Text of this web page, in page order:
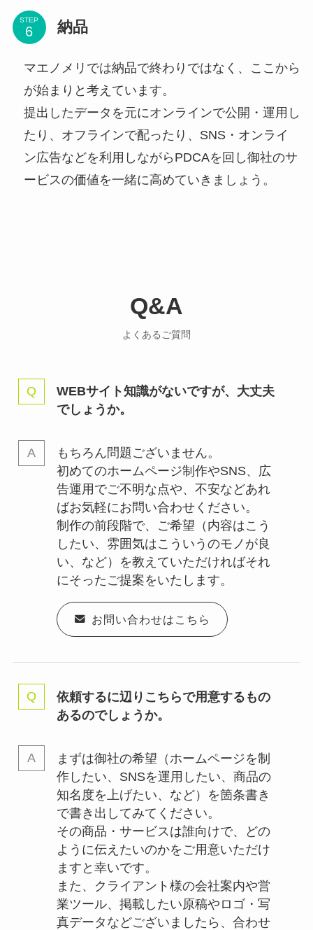
STEP 納品
マエノメリでは納品で終わりではなく、ここから
が始まりと考えています。
提出したデータを元にオンラインで公開・運用し
たり、オフラインで配ったり、SNS・オンライ
ン広告などを利用しながらPDCAを回し御社のサ
ービスの価値を一緒に高めていきましょう。
Q&A
よくあるご質問
WEBサイト知識がないですが、大丈夫
でしょうか。
もちろん問題ございません。
初めてのホームページ制作やSNS、広
告運用でご不明な点や、不安などあれ
ばお気軽にお問い合わせください。
制作の前段階で、ご希望（内容はこう
したい、雰囲気はこういうのモノが良
い、など）を教えていただければそれ
にそったご提案をいたします。
お問い合わせはこちら
依頼するに辺りこちらで用意するもの
あるのでしょうか。
まずは御社の希望（ホームページを制
作したい、SNSを運用したい、商品の
知名度を上げたい、など）を箇条書き
で書き出してみてください。
その商品・サービスは誰向けで、どの
ように伝えたいのかをご用意いただけ
ますと幸いです。
また、クライアント様の会社案内や営
業ツール、掲載したい原稿やロゴ・写
真データなどございましたら、合わせ